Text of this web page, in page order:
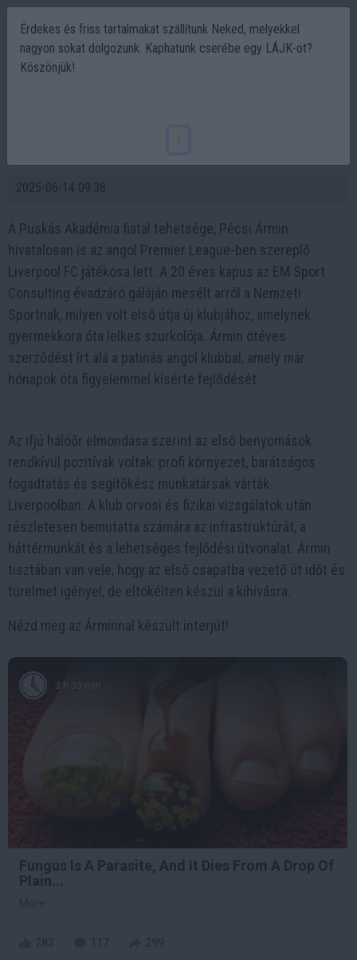
2025-06-14 09:38
A Puskás Akadémia fiatal tehetsége, Pécsi Ármin
hivatalosan is az angol Premier League-ben szereplő
Liverpool FC játékosa lett. A 20 éves kapus az EM Sport
Consulting évadzáró gáláján mesélt arról a Nemzeti
Sportnak, milyen volt első útja új klubjához, amelynek
gyermekkora óta lelkes szurkolója. Ármin ötéves
szerződést írt alá a patinás angol klubbal, amely már
hónapok óta figyelemmel kísérte fejlődését.
Az ifjú hálóőr elmondása szerint az első benyomások
rendkívül pozitívak voltak: profi környezet, barátságos
fogadtatás és segítőkész munkatársak várták
Liverpoolban. A klub orvosi és fizikai vizsgálatok után
részletesen bemutatta számára az infrastruktúrát, a
háttérmunkát és a lehetséges fejlődési útvonalat. Ármin
tisztában van vele, hogy az első csapatba vezető út időt és
türelmet igényel, de eltökélten készül a kihívásra.
Nézd meg az Árminnal készült interjút!
3 h 35 min
Fungus Is A Parasite, And It Dies From A Drop Of
Plain...
More
Érdekes és friss tartalmakat szállítunk Neked, melyekkel
nagyon sokat dolgozunk. Kaphatunk cserébe egy LÁJK-ot?
Köszönjük!